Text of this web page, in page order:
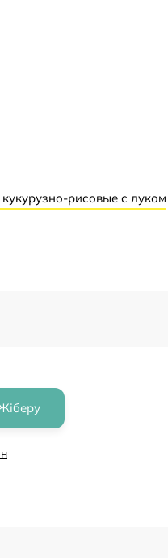
рисовые с луком